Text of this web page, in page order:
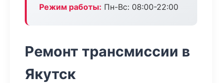
Режим работы: Пн-Вс: 08:00-22:00
Ремонт трансмиссии в
Якутск